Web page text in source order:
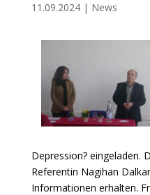
11.09.2024| News
Depression? eingeladen.
Referentin Nagihan
Informationen erhalten.